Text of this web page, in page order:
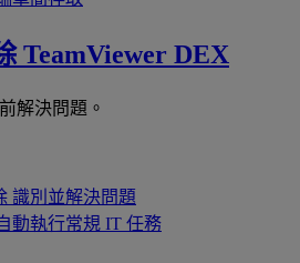
TeamViewer DEX
解決問題。
識別並解決問題
動執行常規 IT 任務